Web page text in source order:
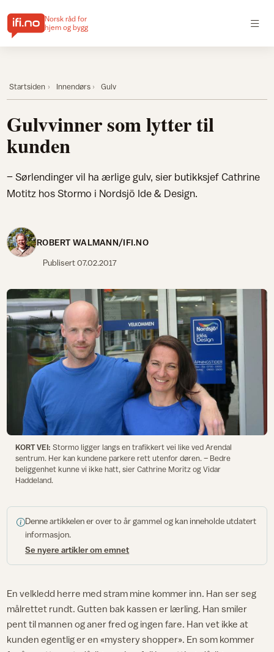
Norsk råd for
hjem og bygg
Startsiden Innendørs Gulv
Gulvvinner som lytter til
kunden
– Sørlendinger vil ha ærlige gulv, sier butikksjef Cathrine
Motitz hos Stormo i Nordsjö Ide & Design.
ROBERT WALMANN/IFI.NO
Publisert07.02.2017
KORT VEI: Stormo ligger langs en trafikkert vei like ved Arendal
sentrum. Her kan kundene parkere rett utenfor døren. – Bedre
beliggenhet kunne vi ikke hatt, sier Cathrine Moritz og Vidar
Haddeland.
Denne artikkelen er over to år gammel og kan inneholde utdatert
informasjon.
Se nyere artikler om emnet
En velkledd herre med stram mine kommer inn. Han ser seg
målrettet rundt. Gutten bak kassen er lærling. Han smiler
pent til mannen og aner fred og ingen fare. Han vet ikke at
kunden egentlig er en «mystery shopper». En som kommer